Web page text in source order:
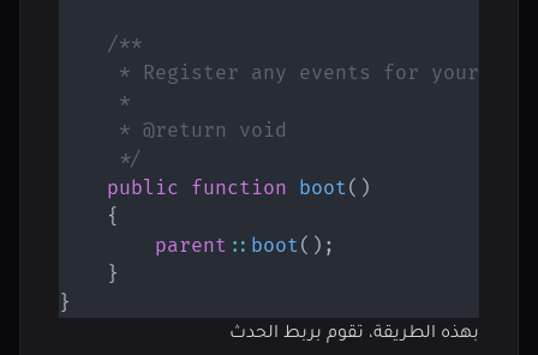
/**
* Register any events for your
     *
     * @return void
     */
public function boot( )
{
parent :: boot( ) ;
}
}
بهذه الطريقة، تقوم بربط الحدث